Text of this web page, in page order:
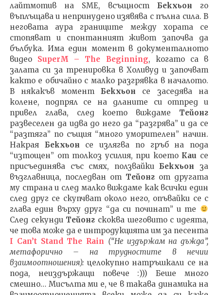
лайтмотив на SME, всъщност Бекхьон го
въплъщава и непринудено изявява с пълна сила. В
неговата аура границите между хората се
стопяват и спонтанният живот започва да
бълбука. Има един момент в документалното
видео SuperM – The Beginning, когато са в
залата си за тренировка в Холивуд и започват
както е обичайно с малко разгрявка в началото.
В някакъв момент Бекхьон се заседява на
колене, подпрял се на дланите си отпред и
привел глава, след което виждаме Тейонг
развеселен да идва до него да “разгрява” и да се
“разтяга” по същия “много уморителен” начин.
Накрая Бекхьон се излягва по гръб на пода
“изтощен” от толкоз усилия, при което Каи се
присъединява със смях, ползвайкиБекхьон за
възглавница, последван от Тейонг от другата
му страна и след малко виждаме как всички един
след друг се скупчват около него, опъвайки се с
глава един върху друг “да си починат” и те
След секунди Тейонг скоква шеговито с идеята,
че това може да е интродукцията им за песента
I Can’t Stand The Rain (“Не издържам на дъжда”,
метафорично – на трудностите в нечии
взаимоотношения): целокупно натръшкали се на
пода, неиздържащи повече :))) Беше много
смешно… Мисълта ми е, че в такава динамика на